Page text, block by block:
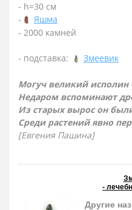
- h=30 см
-
Яшма
- 2000 камней
- подставка: Змеевик
Могуч великий исполин
Недаром вспоминают
Из старых вырос он
Среди растений явно
[Евгения Пашина]
-
Другие